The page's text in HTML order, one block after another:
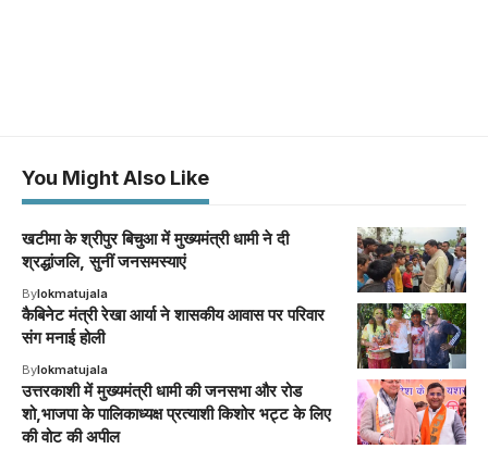
You Might Also Like
खटीमा के श्रीपुर बिचुआ में मुख्यमंत्री धामी ने दी
श्रद्धांजलि, सुनीं जनसमस्याएं
Bylokmatujala
कैबिनेट मंत्री रेखा आर्या ने शासकीय आवास पर परिवार
संग मनाई होली
Bylokmatujala
उत्तरकाशी में मुख्यमंत्री धामी की जनसभा और रोड
शो,भाजपा के पालिकाध्यक्ष प्रत्याशी किशोर भट्ट के लिए
की वोट की अपील